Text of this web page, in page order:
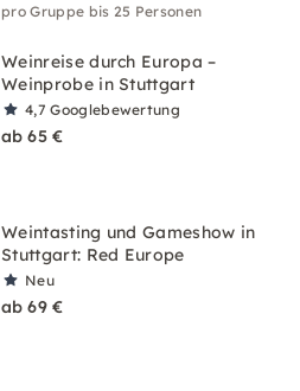
pro Gruppe bis 25 Personen
Weinreise durch Europa –
Weinprobe in Stuttgart
4,7Googlebewertung
ab 65 €
Weintasting und Gameshow in
Stuttgart: Red Europe
Neu
ab 69 €